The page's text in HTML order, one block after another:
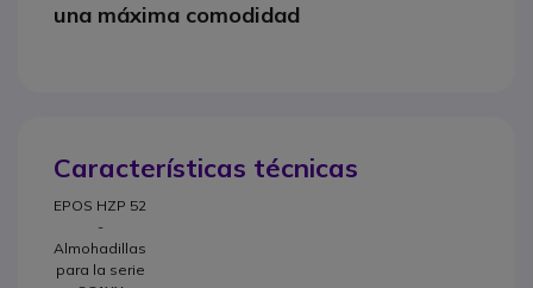
una máxima comodidad
Características técnicas
EPOS HZP 52
-
Almohadillas
para la serie